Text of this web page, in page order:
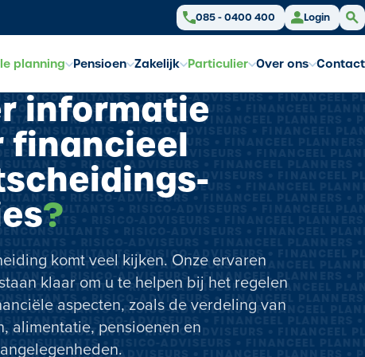
085 - 0400 400 Login
planning Pensioen Zakelijk Particulier Over ons Contact
• RISICO-ADVISEURS • FINANCEEL
• RISICO-ADVISEURS • FINANCEEL
• RISICO-ADVISEURS • FINANCEEL
• RISICO-ADVISEURS • FINANCEEL
• RISICO-ADVISEURS • FINANCEEL
• RISICO-ADVISEURS • FINANCEEL
• RISICO-ADVISEURS • FINANCEEL
• RISICO-ADVISEURS •
• RISICO-ADVISEURS • FINANCEEL
• RISICO-ADVISEURS • FINANCEEL
• RISICO-ADVISEURS • FINANCEEL
• RISICO-ADVISEURS • FINANCEEL
• RISICO-ADVISEURS • FINANCEEL
• RISICO-ADVISEURS •
• RISICO-ADVISEURS • FINANCEEL
• RISICO-ADVISEURS • FINANCEEL
• RISICO-ADVISEURS • FINANCEEL
• RISICO-ADVISEURS • FINANCEEL
• RISICO-ADVISEURS • FINANCEEL
• RISICO-ADVISEURS • FINANCEEL
• RISICO-ADVISEURS •
• RISICO-ADVISEURS • FINANCEEL
informatie
financieel
?
komt veel kijken. Onze ervaren
klaar om u te helpen bij het regelen
aspecten, zoals de verdeling van
alimentatie, pensioenen en